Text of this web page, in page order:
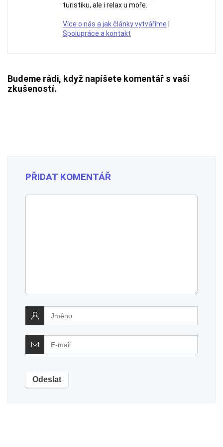
turistiku, ale i relax u moře.
Více o nás a jak články vytváříme
Spolupráce a kontakt
Budeme rádi, když napíšete komentář s vaší
zkušeností.
PŘIDAT KOMENTÁŘ